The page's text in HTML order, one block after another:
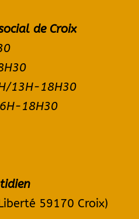
de Croix
13H-18H30
18H30
59170 Croix)